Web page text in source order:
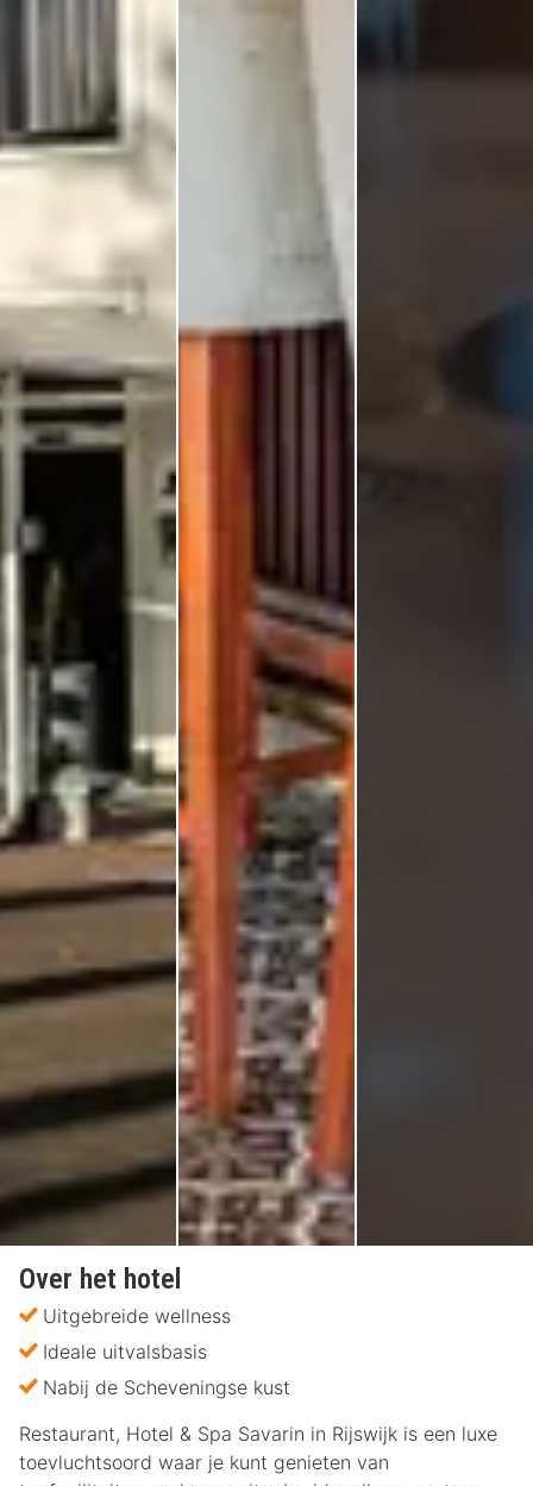
Over het hotel
Uitgebreide wellness
Ideale uitvalsbasis
Nabij de Scheveningse kust
Restaurant, Hotel & Spa Savarin in Rijswijk is een luxe
toevluchtsoord waar je kunt genieten van